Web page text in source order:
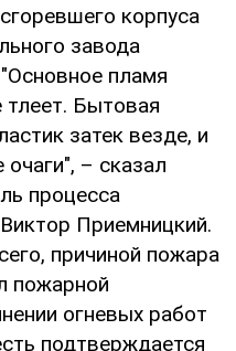
корпуса
завода
пламя
Бытовая
затек везде, и
– сказал
процесса
Приемницкий.
причиной пожара
пожарной
огневых работ
подтверждается